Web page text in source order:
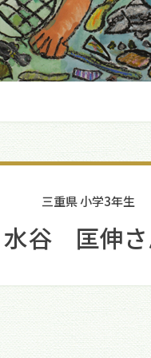
三重県 小学3年生
水谷 匡伸